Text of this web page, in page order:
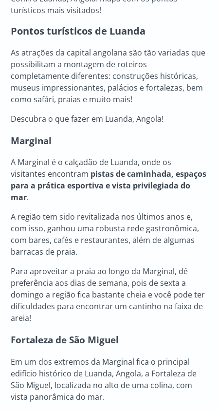
turísticos mais visitados!
Pontos turísticos de Luanda
As atrações da capital angolana são tão variadas que
possibilitam a montagem de roteiros
completamente diferentes: construções históricas,
museus impressionantes, palácios e fortalezas, bem
como safári, praias e muito mais!
Descubra o que fazer em Luanda, Angola!
Marginal
A Marginal é o calçadão de Luanda, onde os
visitantes encontram pistas de caminhada, espaços
para a prática esportiva e vista privilegiada do
mar.
A região tem sido revitalizada nos últimos anos e,
com isso, ganhou uma robusta rede gastronômica,
com bares, cafés e restaurantes, além de algumas
barracas de praia.
Para aproveitar a praia ao longo da Marginal, dê
preferência aos dias de semana, pois de sexta a
domingo a região fica bastante cheia e você pode ter
dificuldades para encontrar um cantinho na faixa de
areia!
Fortaleza de São Miguel
Em um dos extremos da Marginal fica o principal
edifício histórico de Luanda, Angola, a Fortaleza de
São Miguel, localizada no alto de uma colina, com
vista panorâmica do mar.